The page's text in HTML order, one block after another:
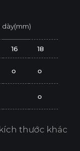
16 18
o o
o
thước khác